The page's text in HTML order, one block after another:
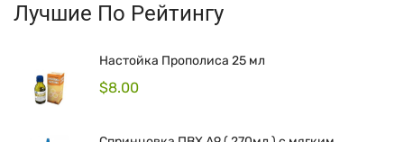
Лучшие По Рейтингу
Настойка Прополиса 25 мл
$8.00